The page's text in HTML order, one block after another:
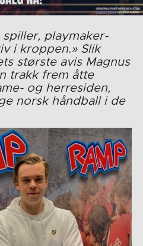
playmaker-
i kroppen.» Slik
største avis Magnus
trakk frem åtte
og herresiden,
norsk håndball i de